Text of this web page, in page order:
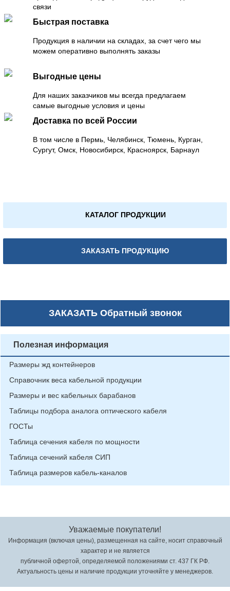
связи
Быстрая поставка
Продукция в наличии на складах, за счет чего мы
можем оперативно выполнять заказы
Выгодные цены
Для наших заказчиков мы всегда предлагаем
самые выгодные условия и цены
Доставка по всей России
В том числе в Пермь, Челябинск, Тюмень, Курган,
Сургут, Омск, Новосибирск, Красноярск, Барнаул
КАТАЛОГ ПРОДУКЦИИ
ЗАКАЗАТЬ ПРОДУКЦИЮ
ЗАКАЗАТЬОбратный звонок
Полезная информация
Размеры жд контейнеров
Справочник веса кабельной продукции
Размеры и вес кабельных барабанов
Таблицы подбора аналога оптического кабеля
ГОСТы
Таблица сечения кабеля по мощности
Таблица сечений кабеля СИП
Таблица размеров кабель-каналов
Уважаемые покупатели!
Информация (включая цены), размещенная на сайте, носит справочный
характер и не является
публичной офертой, определяемой положениями ст. 437 ГК РФ.
Актуальность цены и наличие продукции уточняйте у менеджеров.